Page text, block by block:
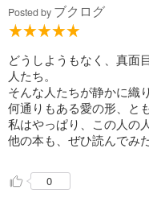
Posted by ブクログ
どうしようもなく、真面
人たち。
そんな人たちが静かに織
何通りもある愛の形、と
私はやっぱり、この人の
他の本も、ぜひ読んでみた
0